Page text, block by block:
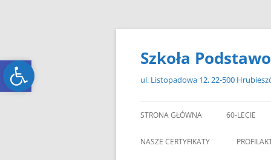
Open toolbar
Open toolbar
Przejdź
treści
Szkoła
ul. Listopadowa 12, 22-500
STRONA GŁÓWNA 60-LECIE
NASZE CERTYFIKATY